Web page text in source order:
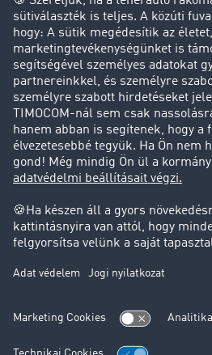
Cég
Sikertörténetek
Ügyfél hoz ügyfelet
Jogi információk
Impresszum
Adatvédelem
süti-beállítások
Támogatás